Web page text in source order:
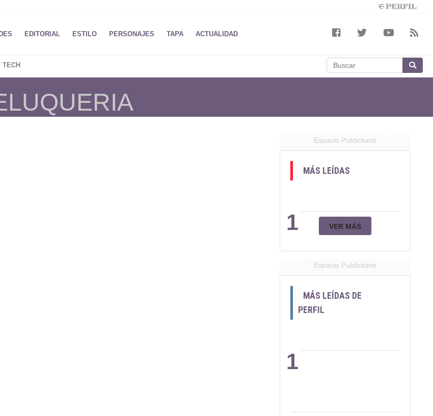
EDITORIAL ESTILO PERSONAJES TAPA ACTUALIDAD
TECH
Espacio Publicitario
MÁS LEÍDAS
1 VER MÁS
Espacio Publicitario
MÁS LEÍDAS DE
PERFIL
1
2